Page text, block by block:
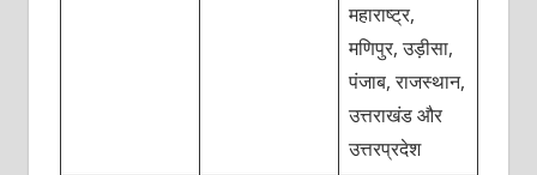
महाराष्ट्र,
मणिपुर, उड़ीसा,
पंजाब, राजस्थान,
उत्तराखंड और
उत्तरप्रदेश